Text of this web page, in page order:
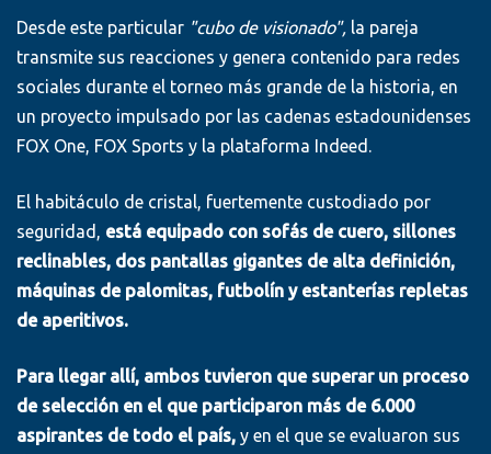
Desde este particular "cubo de visionado", la pareja
transmite sus reacciones y genera contenido para redes
sociales durante el torneo más grande de la historia, en
un proyecto impulsado por las cadenas estadounidenses
FOX One, FOX Sports y la plataforma Indeed.
El habitáculo de cristal, fuertemente custodiado por
seguridad, está equipado con sofás de cuero, sillones
reclinables, dos pantallas gigantes de alta definición,
máquinas de palomitas, futbolín y estanterías repletas
de aperitivos.
Para llegar allí, ambos tuvieron que superar un proceso
de selección en el que participaron más de 6.000
aspirantes de todo el país, y en el que se evaluaron sus